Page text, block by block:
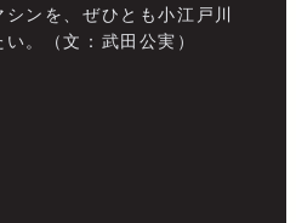
ンを、ぜひとも小江戸川
。（文：武田公実）